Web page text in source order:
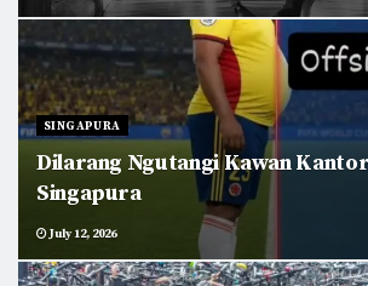
SINGAPURA
Dilarang Ngutangi Kawan
Singapura
July 12, 2026